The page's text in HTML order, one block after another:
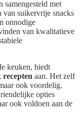
samengesteld met
van suikervrije snacks
onnodige
van kwalitatieve
keuken, biedt
aan. Het zelf
ook voordelig.
opties
ook voldoen aan de